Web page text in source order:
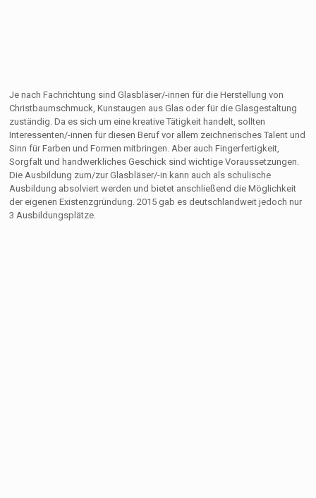
Je nach Fachrichtung sind Glasbläser/-innen für die Herstellung von
Christbaumschmuck, Kunstaugen aus Glas oder für die Glasgestaltung
zuständig. Da es sich um eine kreative Tätigkeit handelt, sollten
Interessenten/-innen für diesen Beruf vor allem zeichnerisches Talent und
Sinn für Farben und Formen mitbringen. Aber auch Fingerfertigkeit,
Sorgfalt und handwerkliches Geschick sind wichtige Voraussetzungen.
Die Ausbildung zum/zur Glasbläser/-in kann auch als schulische
Ausbildung absolviert werden und bietet anschließend die Möglichkeit
der eigenen Existenzgründung. 2015 gab es deutschlandweit jedoch nur
3 Ausbildungsplätze.